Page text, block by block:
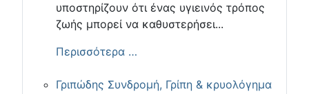
υποστηρίζουν ότι ένας υγιεινός τρόπος
ζωής μπορεί να καθυστερήσει...
Περισσότερα …
Γριπώδης Συνδρομή, Γρίπη & κρυολόγημα